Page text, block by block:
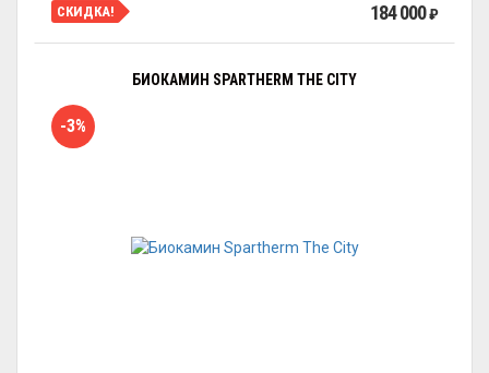
СКИДКА! 184 000₽
БИОКАМИН SPARTHERM THE CITY
-3%